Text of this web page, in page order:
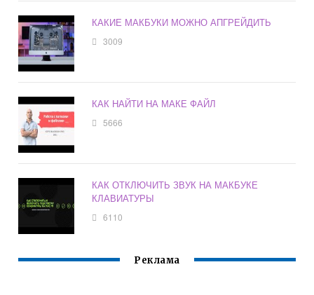
КАКИЕ МАКБУКИ МОЖНО АПГРЕЙДИТЬ
3009
КАК НАЙТИ НА МАКЕ ФАЙЛ
5666
КАК ОТКЛЮЧИТЬ ЗВУК НА МАКБУКЕ
КЛАВИАТУРЫ
6110
Реклама